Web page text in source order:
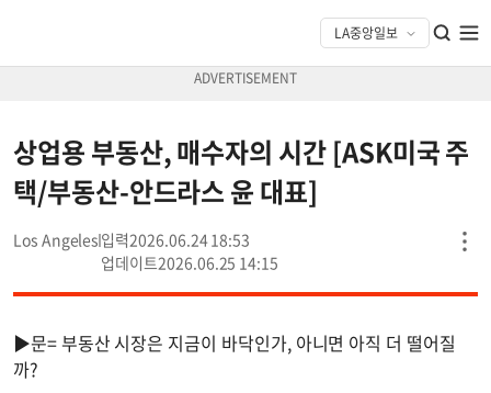
상업용 부동산, 매수자의 시간 [ASK미국 주
택/부동산-안드라스 윤 대표]
Los Angeles
2026.06.24 18:53
2026.06.25 14:15
▶문= 부동산 시장은 지금이 바닥인가, 아니면 아직 더 떨어질
까?